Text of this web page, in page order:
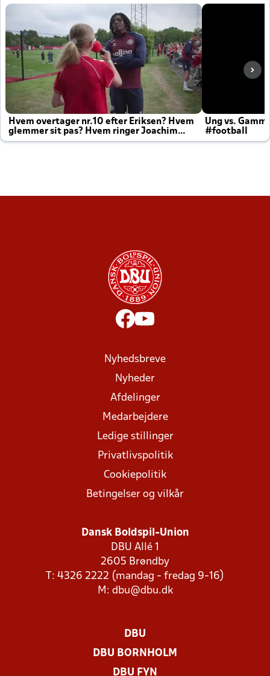
Hvem overtager nr.10 efter Eriksen? Hvem
glemmer sit pas? Hvem ringer Joachim
altid til efter kampe?
Ung vs.
#football
Nyhedsbreve
Nyheder
Afdelinger
Medarbejdere
Ledige stillinger
Privatlivspolitik
Cookiepolitik
Betingelser og vilkår
Dansk Boldspil-Union
DBU Allé 1
2605 Brøndby
T: 4326 2222 (mandag - fredag 9-16)
M: dbu@dbu.dk
DBU
DBU BORNHOLM
DBU FYN